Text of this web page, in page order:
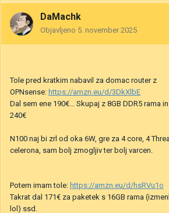
DaMachk
Objavljeno 5. november 2025
Tole pred kratkim nabavil za domac router z
OPNsense: https://amzn.eu/d/3DkXlbE
Dal sem ene 190€... Skupaj z 8GB DDR5 rama
240€
N100 naj bi zrl od oka 6W, gre za 4 core, 4
celerona, sam bolj zmogljiv ter bolj varcen.
Potem imam tole: https://amzn.eu/d/hsRVu1o
Takrat dal 171€ za paketek s 16GB rama
lol) ssd.